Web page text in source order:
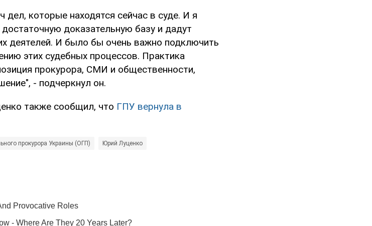
которые находятся сейчас в суде. И я
доказательную базу и дадут
деятелей. И было бы очень важно подключить
этих судебных процессов. Практика
прокурора, СМИ и общественности,
- подчеркнул он.
также сообщил, что ГПУ вернула в
прокурора Украины (ОГП) Юрий Луценко